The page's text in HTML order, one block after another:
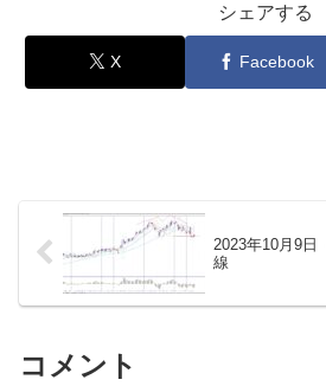
シェアする
X Facebook
2023年10月9日
線
コメント